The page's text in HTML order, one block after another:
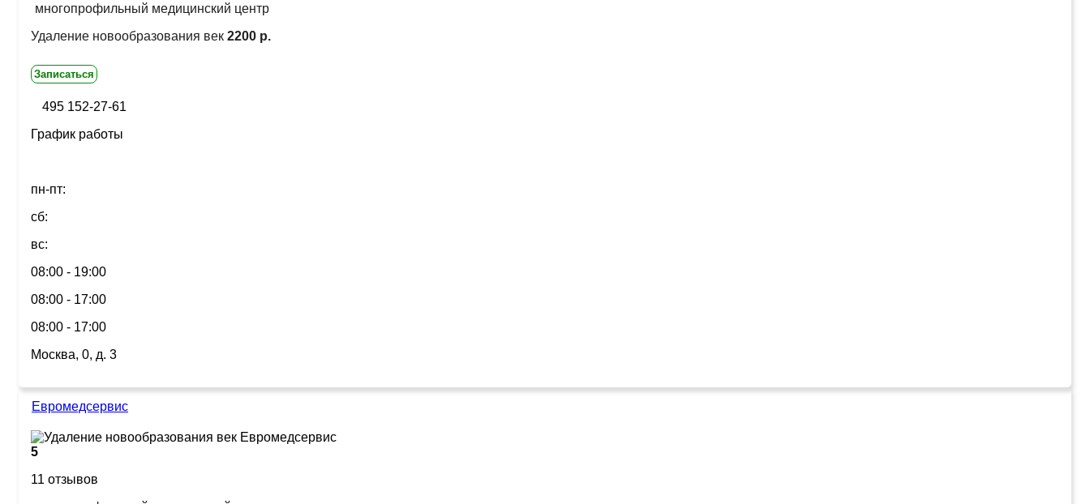
многопрофильный медицинский центр
Удаление новообразования век 2200 р.
Записаться
495 152-27-61
График работы
пн-пт:
сб:
вс:
08:00 - 19:00
08:00 - 17:00
08:00 - 17:00
Москва, 0, д. 3
Евромедсервис
5
11 отзывов